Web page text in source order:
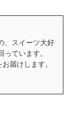
、スイーツ大好
ています。
届けします。